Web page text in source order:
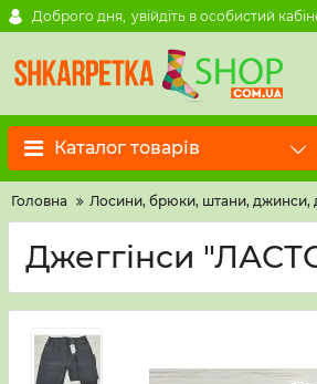
Доброго дня, увійдіть в особистий
Каталог товарів
Головна Лосини, брюки, штани, джинси,
Джеггінси